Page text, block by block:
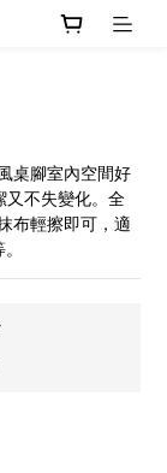
桌腳室內空間好
又不失變化。全
布輕擦即可，適